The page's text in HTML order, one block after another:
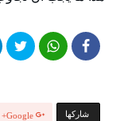
‫‫ شاركها‬ Google+